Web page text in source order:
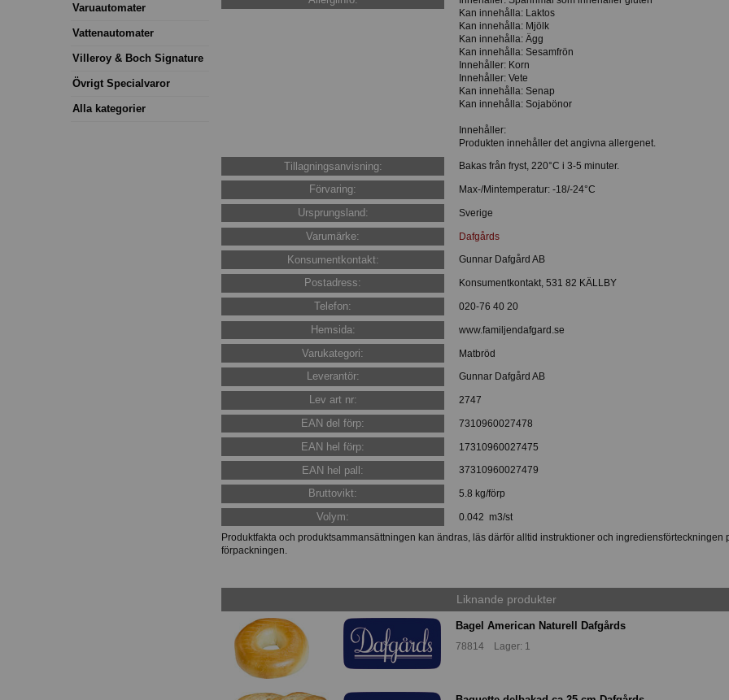
Varuautomater
Vattenautomater
Villeroy & Boch Signature
Övrigt Specialvaror
Alla kategorier
Kan innehålla: Laktos
Kan innehålla: Mjölk
Kan innehålla: Ägg
Kan innehålla: Sesamfrön
Innehåller: Korn
Innehåller: Vete
Kan innehålla: Senap
Kan innehålla: Sojabönor
Innehåller:
Produkten innehåller det angivna allergenet.
Tillagningsanvisning: Bakas från fryst, 220°C i 3-5 minuter.
Förvaring: Max-/Mintemperatur: -18/-24°C
Ursprungsland: Sverige
Varumärke: Dafgårds
Konsumentkontakt: Gunnar Dafgård AB
Postadress: Konsumentkontakt, 531 82 KÄLLBY
Telefon: 020-76 40 20
Hemsida: www.familjendafgard.se
Varukategori: Matbröd
Leverantör: Gunnar Dafgård AB
Lev art nr: 2747
EAN del förp: 7310960027478
EAN hel förp: 17310960027475
EAN hel pall: 37310960027479
Bruttovikt: 5.8 kg/förp
Volym:
0.042 m3/st
Produktfakta och produktsammansättningen kan ändras, läs därför alltid instruktioner och ingrediensförteckningen
förpackningen.
Liknande produkter
Bagel American Naturell Dafgårds
78814 Lager: 1